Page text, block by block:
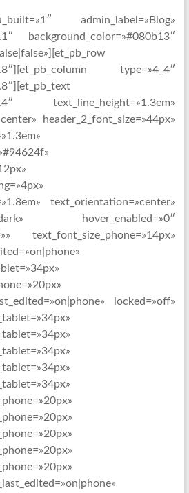
admin_label=»Blog»
background_color=»#080b13″
type=»4_4″
text_line_height=»1.3em»
header_2_font_size=»44px»
text_orientation=»center»
hover_enabled=»0″
text_font_size_phone=»14px»
locked=»off»